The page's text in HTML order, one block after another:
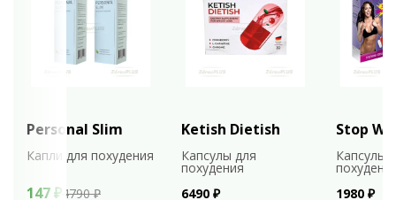
Personal Slim
Капли для похудения
147 ₽ 4790 ₽
Ketish Dietish
Капсулы для
похудения
6490 ₽
Stop
Капсулы
1980 ₽